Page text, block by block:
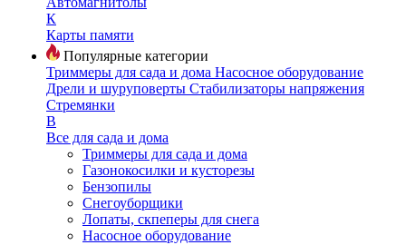
К
Карты памяти
Популярные категории
Триммеры для сада и дома Насосное оборудование
Дрели и шуруповерты Стабилизаторы напряжения
Стремянки
В
Все для сада и дома
Триммеры для сада и дома
Газонокосилки и кусторезы
Бензопилы
Снегоуборщики
Лопаты, скпеперы для снега
Насосное оборудование